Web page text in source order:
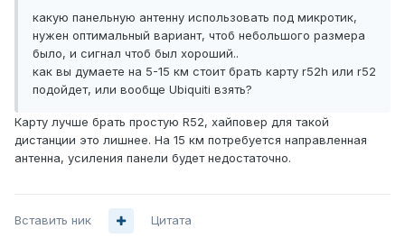
какую панельную антенну использовать под микротик,
нужен оптимальный вариант, чтоб небольшого размера
было, и сигнал чтоб был хороший..
как вы думаете на 5-15 км стоит брать карту r52h или r52
подойдет, или вообще Ubiquiti взять?
Карту лучше брать простую R52, хайповер для такой
дистанции это лишнее. На 15 км потребуется направленная
антенна, усиления панели будет недостаточно.
Вставить ник Цитата